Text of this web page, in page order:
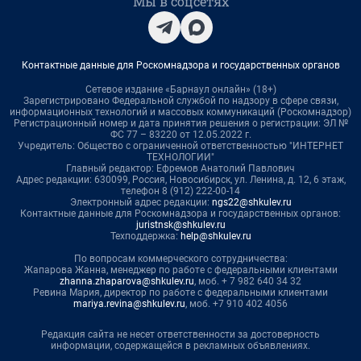
Контактные данные для Роскомнадзора и государственных органов
Сетевое издание «Барнаул онлайн» (18+)
Зарегистрировано Федеральной службой по надзору в сфере связи,
информационных технологий и массовых коммуникаций (Роскомнадзор)
Регистрационный номер и дата принятия решения о регистрации: ЭЛ №
ФС 77 – 83220 от 12.05.2022 г.
Учредитель: Общество с ограниченной ответственностью "ИНТЕРНЕТ
ТЕХНОЛОГИИ"
Главный редактор: Ефремов Анатолий Павлович
Адрес редакции: 630099, Россия, Новосибирск, ул. Ленина, д. 12, 6 этаж,
телефон 8 (912) 222-00-14
Электронный адрес редакции: ngs22@shkulev.ru
Контактные данные для Роскомнадзора и государственных органов:
juristnsk@shkulev.ru
Техподдержка: help@shkulev.ru
По вопросам коммерческого сотрудничества:
Жапарова Жанна, менеджер по работе с федеральными клиентами
zhanna.zhaparova@shkulev.ru, моб. + 7 982 640 34 32
Ревина Мария, директор по работе с федеральными клиентами
mariya.revina@shkulev.ru, моб. +7 910 402 4056
Редакция сайта не несет ответственности за достоверность
информации, содержащейся в рекламных объявлениях.